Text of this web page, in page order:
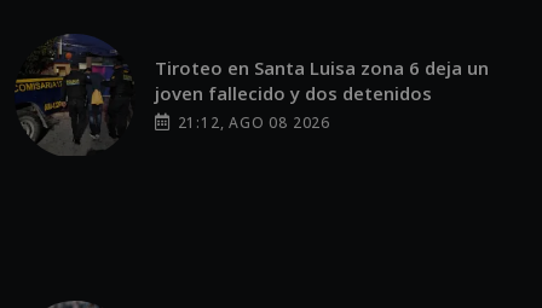
Tiroteo en Santa Luisa zona 6 deja un
joven fallecido y dos detenidos
21:12, AGO 08 2026